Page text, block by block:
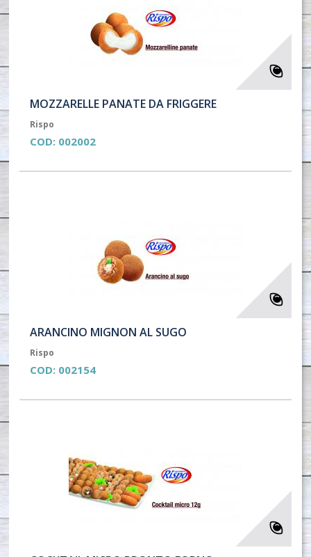
MOZZARELLE PANATE DA FRIGGERE
Rispo
COD: 002002
ARANCINO MIGNON AL SUGO
Rispo
COD: 002154